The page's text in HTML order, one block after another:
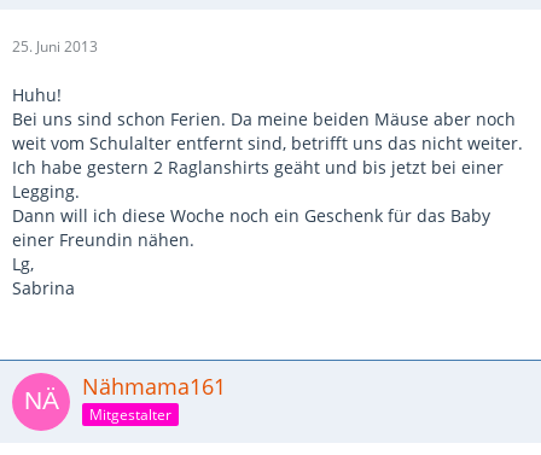
25. Juni 2013
Huhu!
Bei uns sind schon Ferien. Da meine beiden Mäuse aber noch
weit vom Schulalter entfernt sind, betrifft uns das nicht weiter.
Ich habe gestern 2 Raglanshirts geäht und bis jetzt bei einer
Legging.
Dann will ich diese Woche noch ein Geschenk für das Baby
einer Freundin nähen.
Lg,
Sabrina
Nähmama161
Mitgestalter